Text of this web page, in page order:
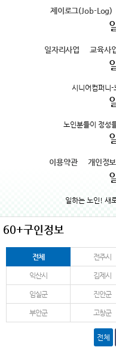
제이로그(Job-Log)
일자리사업 교육사
시니어컴퍼니-
노인분들이 정성
이용약관 개인정
일하는 노인! 새
60+구인정보
전체 전주시
익산시 김제시
임실군 진안군
부안군 고창군
전체